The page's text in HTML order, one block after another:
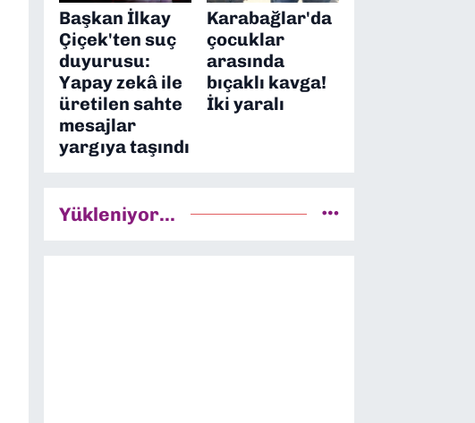
Başkan İlkay
Çiçek'ten suç
duyurusu:
Yapay zekâ ile
üretilen sahte
mesajlar
yargıya taşındı
Karabağlar'da
çocuklar
arasında
bıçaklı kavga!
İki yaralı
Yükleniyor...